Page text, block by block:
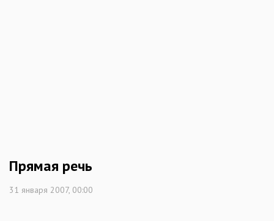
Прямая речь
31 января 2007, 00:00